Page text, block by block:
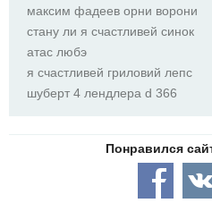
максим фадеев орни ворони
стану ли я счастливей синок
атас любэ
я счастливей гриловий лепс
шуберт 4 лендлера d 366